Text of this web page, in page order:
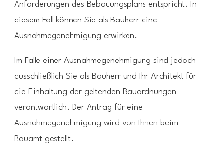
Anforderungen des Bebauungsplans entspricht. In
diesem Fall können Sie als Bauherr eine
Ausnahmegenehmigung erwirken.
Im Falle einer Ausnahmegenehmigung sind jedoch
ausschließlich Sie als Bauherr und Ihr Architekt für
die Einhaltung der geltenden Bauordnungen
verantwortlich. Der Antrag für eine
Ausnahmegenehmigung wird von Ihnen beim
Bauamt gestellt.